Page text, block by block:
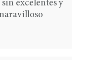
excelentes y